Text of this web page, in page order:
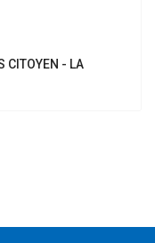
CITOYEN - LA